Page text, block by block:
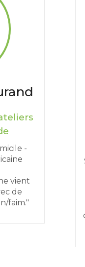
-
vient
de
faim."